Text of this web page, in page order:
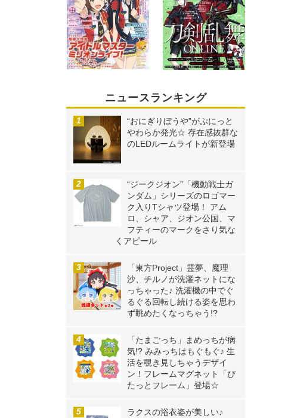
ニュースランキング
“おにぎりぼうや”がぷにっと
やわらか発光☆ 存在感抜群な
のLEDルームライトが新登場
“ジークジオン”「機動戦士ガ
ンダム」シリーズのロゴマー
ク入りTシャツ登場！ アム
ロ、シャア、ジオン公国、マ
フティーのマークをさり気な
くアピール
「東方Project」霊夢、魔理
沙、チルノが洗濯ネットにな
っちゃった♪ 洗濯機の中でぐ
るぐる回転し続ける姿を思わ
ず眺めたくなっちゃう!?
「たまごっち」まめっちが病
気!? みみっちはもぐもぐ♪ 生
活を覗き見しちゃうデザイ
ン！フレームマグネット「ぴ
たっとフレーム」登場☆
ラクスの浴衣姿が美しい♪